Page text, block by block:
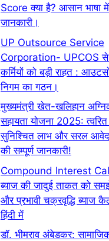
Score क्या है? आसान भाषा में
जानकारी।
UP Outsource Service
Corporation- UPCOS से
कर्मियों को बड़ी राहत :
निगम का गठन।
मुख्यमंत्री खेत-खलिहान
सहायता योजना 2025: त्वरित
सुनिश्चित लाभ और सरल
की सम्पूर्ण जानकारी!
Compound Interest
ब्याज की जादुई ताकत को
और प्रभावी चक्रवृद्धि ब्याज
हिंदी में
डॉ. भीमराव अंबेडकर: